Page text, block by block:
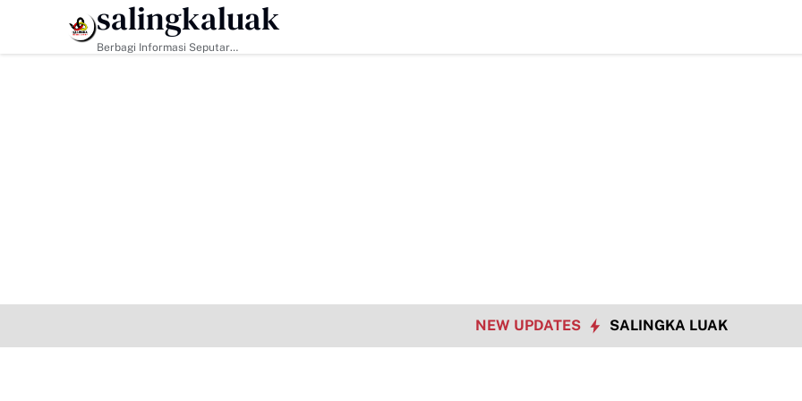
HEADLINE Hadapi Tantangan Era Digital, Arisal Aziz Ajak Masyarakat Perkuat Nilai Empat Pilar MPR RI TMMD ke-
salingkaluak
Berbagi Informasi Seputar
NEW UPDATES SALINGKA LUAK